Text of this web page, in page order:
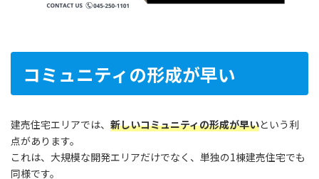
コミュニティの形成が早い
建売住宅エリアでは、 新しいコミュニティの形成が早いという利
点があります。
これは、大規模な開発エリアだけでなく、単独の1棟建売住宅でも
同様です。